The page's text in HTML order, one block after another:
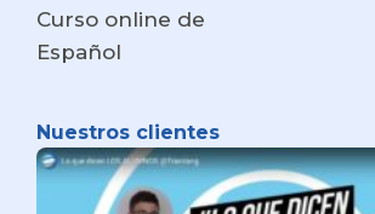
Curso online de
Español
Nuestros clientes